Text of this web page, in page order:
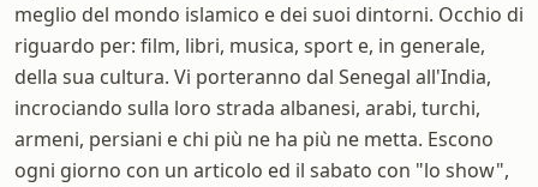
meglio del mondo islamico e dei suoi dintorni. Occhio di
riguardo per: film, libri, musica, sport e, in generale,
della sua cultura. Vi porteranno dal Senegal all'India,
incrociando sulla loro strada albanesi, arabi, turchi,
armeni, persiani e chi più ne ha più ne metta. Escono
ogni giorno con un articolo ed il sabato con "lo show",